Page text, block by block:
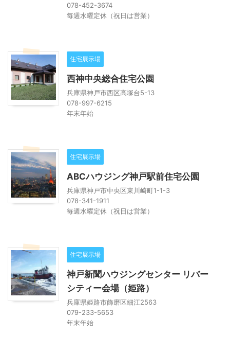
078-452-3674
毎週水曜定休（祝日は営業）
住宅展示場
西神中央総合住宅公園
兵庫県神戸市西区高塚台5-13
078-997-6215
年末年始
住宅展示場
ABCハウジング神戸駅前住宅公園
兵庫県神戸市中央区東川崎町1-1-3
078-341-1911
毎週水曜定休（祝日は営業）
住宅展示場
神戸新聞ハウジングセンター リバー
シティー会場（姫路）
兵庫県姫路市飾磨区細江2563
079-233-5653
年末年始